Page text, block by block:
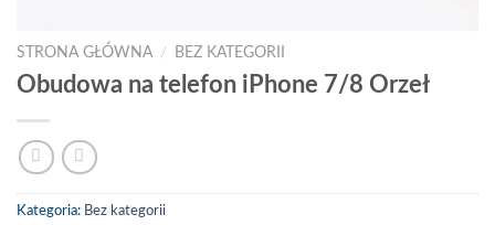
STRONA GŁÓWNA / BEZ KATEGORII
Obudowa na telefon iPhone 7/8 Orzeł
Kategoria: Bez kategorii